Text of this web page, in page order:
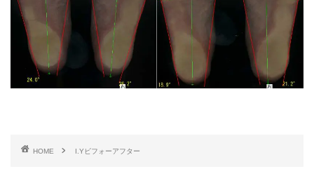
HOME I.Yビフォーアフター